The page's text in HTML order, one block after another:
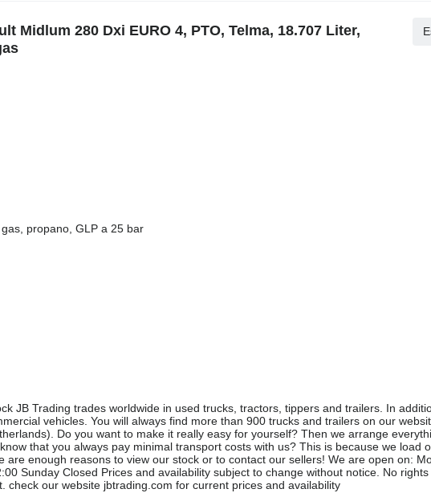
Midlum 280 Dxi EURO 4, PTO, Telma, 18.707 Liter,
propano, GLP a 25 bar
JB Trading trades worldwide in used trucks, tractors, tippers and trailers. In
vehicles. You will always find more than 900 trucks and trailers on our
Do you want to make it really easy for yourself? Then we arrange
that you always pay minimal transport costs with us? This is because we load
are enough reasons to view our stock or to contact our sellers! We are open on:
Sunday Closed Prices and availability subject to change without notice. No
check our website jbtrading.com for current prices and availability